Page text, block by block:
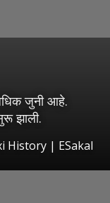
जुनी आहे.
झाली.
History | ESakal